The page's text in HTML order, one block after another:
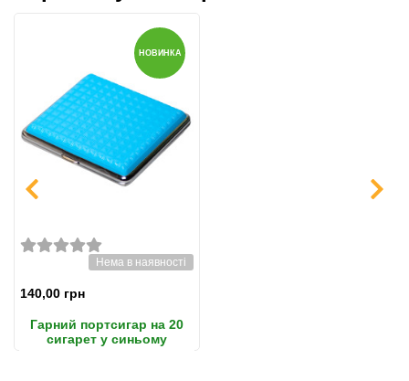
НОВИНКА
Нема в наявності
140,00 грн
Гарний портсигар на 20
сигарет у синьому